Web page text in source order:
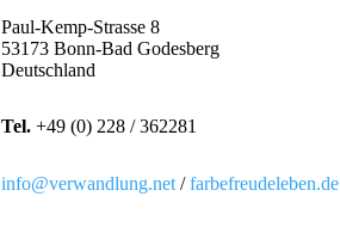
Paul-Kemp-Strasse 8
53173 Bonn-Bad Godesberg
Deutschland
Tel.+49 (0) 228 / 362281
info@verwandlung.net/farbefreudeleben.de